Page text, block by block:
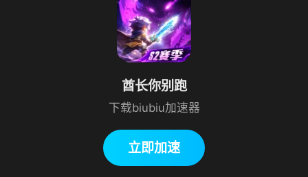
酋长你别跑
下载biubiu加速器
立即加速